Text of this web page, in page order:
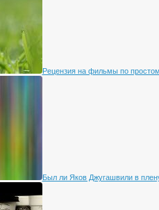
Рецензия на фильмы по
Был ли Яков Джугашвили в